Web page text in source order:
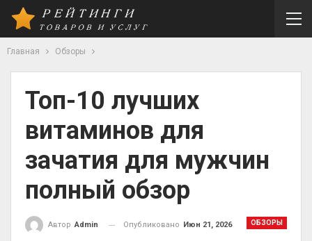
Главная Обзоры
Топ-10 лучших
витаминов для
зачатия для мужчин
полный обзор
ОБЗОРЫ
Автор Admin Опубликовано Июн 21, 2026